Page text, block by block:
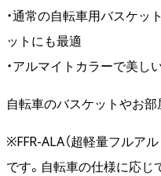
・通常の自転車用バスケッ
ットにも最適
・アルマイトカラーで美し
自転車のバスケットやお
※FFR-ALA（超軽量フルア
です。自転車の仕様に応じ